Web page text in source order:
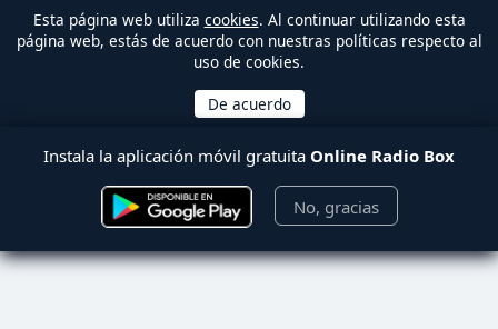
Esta página web utiliza cookies. Al continuar utilizando esta
página web, estás de acuerdo con nuestras políticas respecto al
uso de cookies.
Instala la aplicación móvil gratuita Online Radio Box
No, gracias